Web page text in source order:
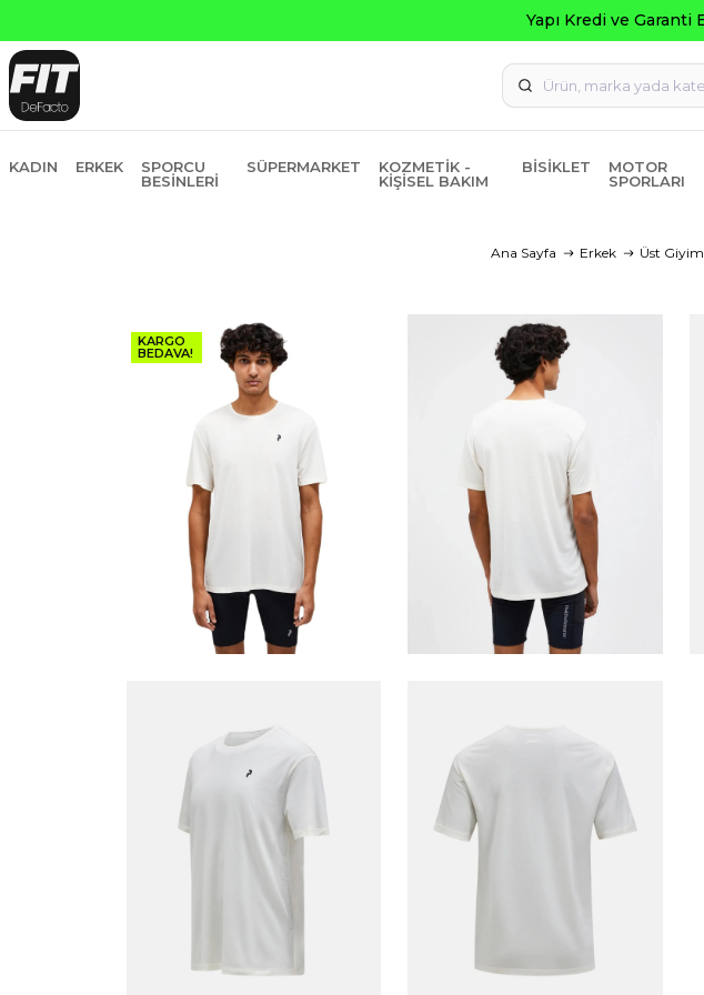
KADIN ERKEK
SPORCU
BESINLERI
SÜPERMARKET
KOZMETIK -
KIŞISEL BAKIM
BISIKLET
MOTOR
SPORLARI
Ana Sayfa Erkek Üst Giyim
KARGO
BEDAVA!